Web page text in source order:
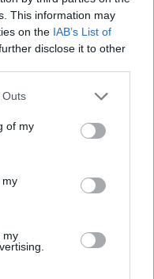
This information may
on the IAB’s List of
disclose it to other
Outs
of my
my
my